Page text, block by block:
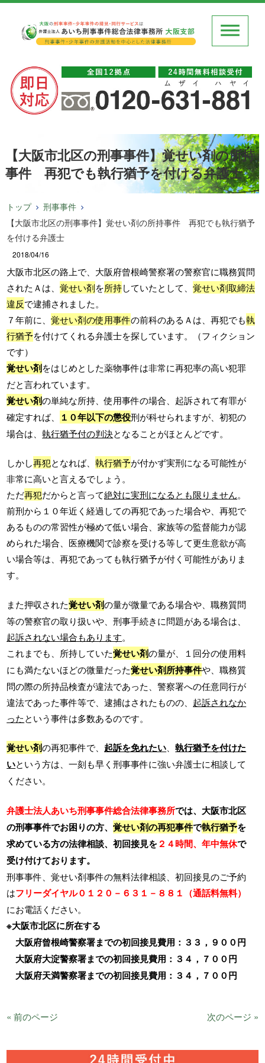
【大阪市北区の刑事事件】覚せい剤の所持
事件 再犯でも執行猶予を付ける弁護士
トップ
刑事事件
【大阪市北区の刑事事件】覚せい剤の所持事件 再犯でも執行猶予
を付ける弁護士
2018/04/16
大阪市北区の路上で、大阪府曾根崎警察署の警察官に職務質問
されたＡは、覚せい剤を所持していたとして、覚せい剤取締法
違反で逮捕されました。
７年前に、覚せい剤の使用事件の前科のあるＡは、再犯でも執
行猶予を付けてくれる弁護士を探しています。（フィクション
です）
覚せい剤をはじめとした薬物事件は非常に再犯率の高い犯罪
だと言われています。
覚せい剤の単純な所持、使用事件の場合、起訴されて有罪が
確定すれば、
１０年以下の懲役刑が科せられますが、初犯の
場合は、執行猶予付の判決となることがほとんどです。
しかし再犯となれば、執行猶予が付かず実刑になる可能性が
非常に高いと言えるでしょう。
ただ再犯だからと言って絶対に実刑になるとも限りません。
前刑から１０年近く経過しての再犯であった場合や、再犯で
あるものの常習性が極めて低い場合、家族等の監督能力が認
められた場合、医療機関で診察を受ける等して更生意欲が高
い場合等は、再犯であっても執行猶予が付く可能性がありま
す。
また押収された覚せい剤の量が微量である場合や、職務質問
等の警察官の取り扱いや、刑事手続きに問題がある場合は、
起訴されない場合もあります。
これまでも、所持していた覚せい剤の量が、１回分の使用料
にも満たないほどの微量だった覚せい剤所持事件や、職務質
問の際の所持品検査が違法であった、警察署への任意同行が
違法であった事件等で、逮捕はされたものの、 起訴されなか
ったという事件は多数あるのです。
覚せい剤の再犯事件で、 起訴を免れたい 、執行猶予を付けた
いという方は、一刻も早く刑事事件に強い弁護士に相談して
ください。
弁護士法人あいち刑事事件総合法律事務所では、大阪市北区
の刑事事件でお困りの方、覚せい剤の再犯事件で執行猶予を
求めている方の法律相談、初回接見を２４時間、年中無休で
受け付けております。
刑事事件、覚せい剤事件の無料法律相談、初回接見のご予約
はフリーダイヤル０１２０－６３１－８８１（通話料無料）
にお電話ください。
※大阪市北区に所在する
大阪府曾根崎警察署までの初回接見費用：３３，９００円
大阪府大淀警察署までの初回接見費用：３４，７００円
大阪府天満警察署までの初回接見費用：３４，７００円
« 前のページ 次のページ »